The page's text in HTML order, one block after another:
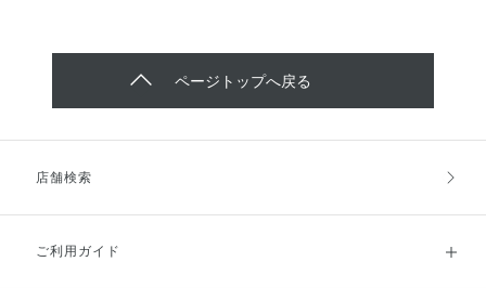
ページトップへ戻る
店舗検索
ご利用ガイド